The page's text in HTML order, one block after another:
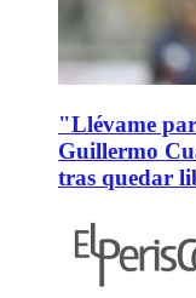
"Llévame
Guillermo
tras quedar